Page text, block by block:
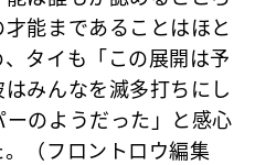
能まであることはほと
タイも「この展開は予
みんなを滅多打ちにし
のようだった」と感心
（フロントロウ編集